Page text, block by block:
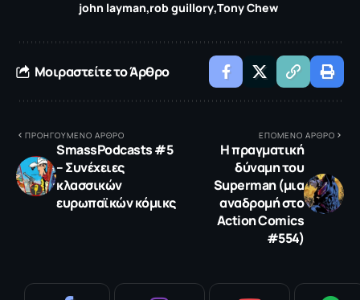
john layman rob guillory Tony Chew
Μοιραστείτε το Άρθρο
ΠΡΟΗΓΟΥΜΕΝΟ ΑΡΘΡΟ
SmassPodcasts #5
– Συνέχειες
κλασσικών
ευρωπαϊκών κόμικς
ΕΠΟΜΕΝΟ ΑΡΘΡΟ
Η πραγματική
δύναμη του
Superman (μια
αναδρομή στο
Action Comics
#554)